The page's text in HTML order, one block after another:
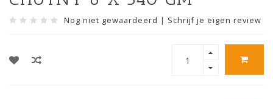
Nog niet gewaardeerd | Schrijf je eigen review